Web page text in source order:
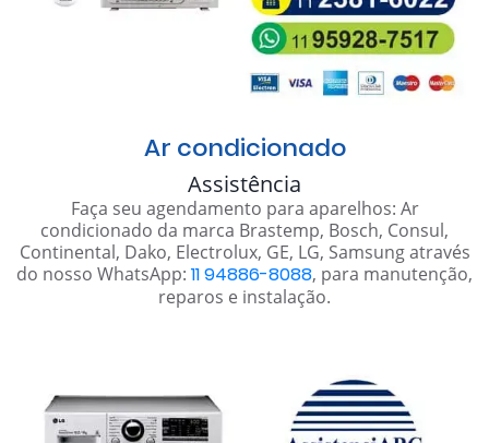
Ar condicionado
Assistência
Faça seu agendamento para aparelhos: Ar
condicionado da marca Brastemp, Bosch, Consul,
Continental, Dako, Electrolux, GE, LG, Samsung através
do nosso WhatsApp: 11 94886-8088, para manutenção,
reparos e instalação.